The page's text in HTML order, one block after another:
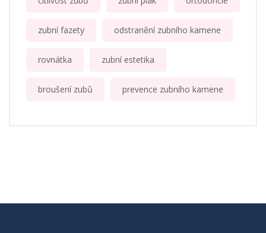
zubní fazety odstranění zubního kamene
rovnátka zubní estetika
broušení zubů prevence zubního kamene